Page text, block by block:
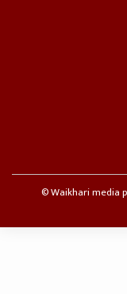
© Waikhari media